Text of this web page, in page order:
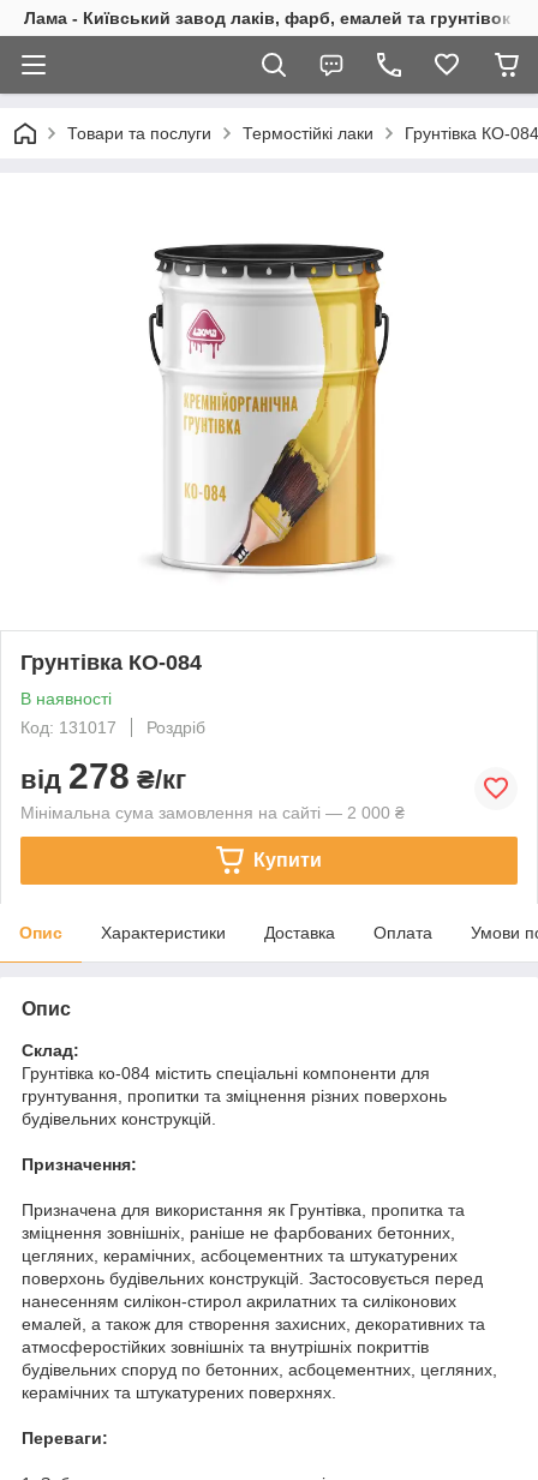
Лама - Київський завод лаків, фарб, емалей та грунтівок
Товари та послуги Термостійкі лаки Грунтівка КО-084
Грунтівка КО-084
В наявності
Код: 131017
Роздріб
від 278 ₴/кг
Мінімальна сума замовлення на сайті — 2 000 ₴
Купити
Опис Характеристики Доставка Оплата Умови
Опис
Склад:
Грунтівка ко-084 містить спеціальні компоненти для
грунтування, пропитки та зміцнення різних поверхонь
будівельних конструкцій.
Призначення:
Призначена для використання як Грунтівка, пропитка та
зміцнення зовнішніх, раніше не фарбованих бетонних,
цегляних, керамічних, асбоцементних та штукатурених
поверхонь будівельних конструкцій. Застосовується перед
нанесенням силікон-стирол акрилатних та силіконових
емалей, а також для створення захисних, декоративних та
атмосферостійких зовнішніх та внутрішніх покриттів
будівельних споруд по бетонних, асбоцементних, цегляних,
керамічних та штукатурених поверхнях.
Переваги: